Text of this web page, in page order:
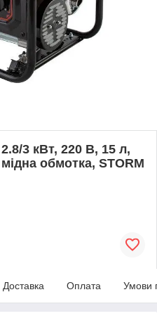
3 кВт, 220 В, 15 л,
обмотка, STORM
Доставка Оплата Умови